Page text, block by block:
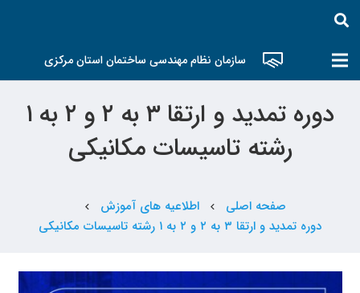
سازمان نظام مهندسی ساختمان استان مرکزی
دوره تمدید و ارتقا ۳ به ۲ و ۲ به ۱
رشته تاسیسات مکانیکی
صفحه اصلی chevron_left اطلاعیه های آموزش chevron_left
دوره تمدید و ارتقا ۳ به ۲ و ۲ به ۱ رشته تاسیسات مکانیکی